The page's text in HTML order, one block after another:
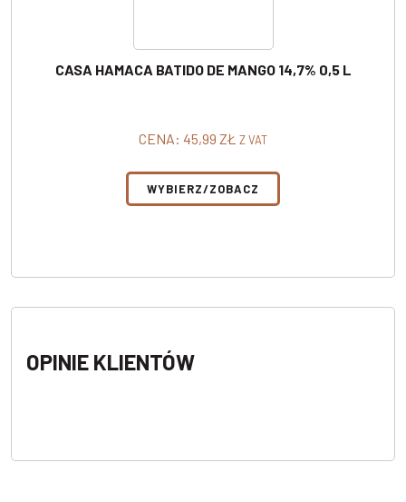
CASA HAMACA BATIDO DE MANGO 14,7% 0,5 L
CENA: 45,99 ZŁ Z VAT
WYBIERZ/ZOBACZ
OPINIE KLIENTÓW